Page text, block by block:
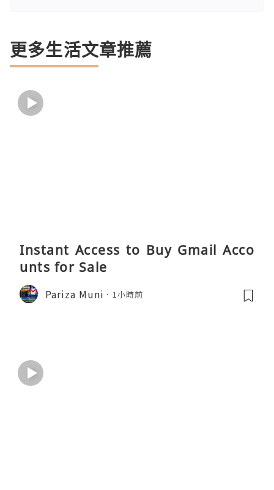
更多生活文章推薦
Instant Access to Buy Gmail Acco
unts for Sale
Pariza Muni 1小時前